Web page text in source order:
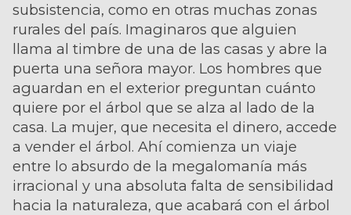
subsistencia, como en otras muchas zonas
rurales del país. Imaginaros que alguien
llama al timbre de una de las casas y abre la
puerta una señora mayor. Los hombres que
aguardan en el exterior preguntan cuánto
quiere por el árbol que se alza al lado de la
casa. La mujer, que necesita el dinero, accede
a vender el árbol. Ahí comienza un viaje
entre lo absurdo de la megalomanía más
irracional y una absoluta falta de sensibilidad
hacia la naturaleza, que acabará con el árbol